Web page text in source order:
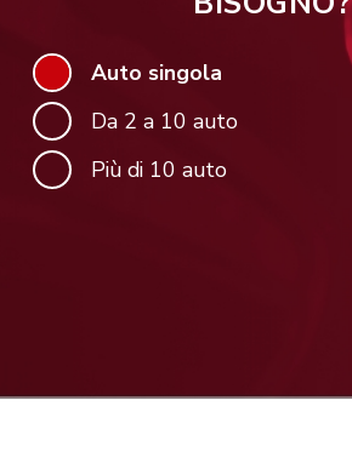
Auto singola
Da 2 a 10 auto
Più di 10 auto